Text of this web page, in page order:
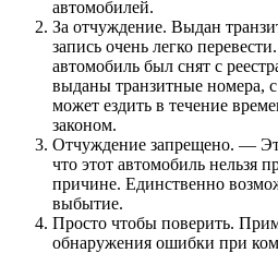
автомобилей.
За отчуждение. Выдан
запись очень легко
автомобиль был снят с
выданы транзитные номера,
может ездить в течение
законом.
Отчуждение запрещено. —
что этот автомобиль нельзя
причине. Единственно
выбытие.
Просто чтобы поверить.
обнаружения ошибки при